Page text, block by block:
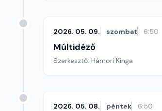
2026. 05. 09. szombat 6:50
Múltidéző
Szerkesztő: Hámori Kinga
2026. 05. 08. péntek 6:50